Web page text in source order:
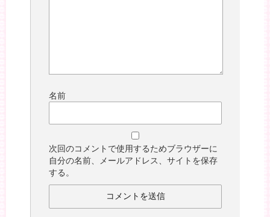
名前
次回のコメントで使用するためブラウザーに
自分の名前、メールアドレス、サイトを保存
する。